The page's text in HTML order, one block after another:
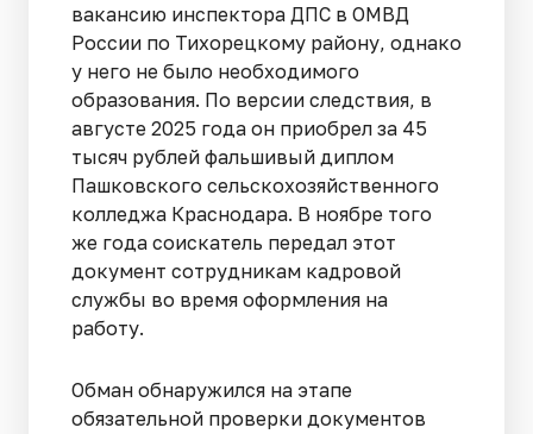
вакансию инспектора ДПС в ОМВД
России по Тихорецкому району, однако
у него не было необходимого
образования. По версии следствия, в
августе 2025 года он приобрел за 45
тысяч рублей фальшивый диплом
Пашковского сельскохозяйственного
колледжа Краснодара. В ноябре того
же года соискатель передал этот
документ сотрудникам кадровой
службы во время оформления на
работу.
Обман обнаружился на этапе
обязательной проверки документов